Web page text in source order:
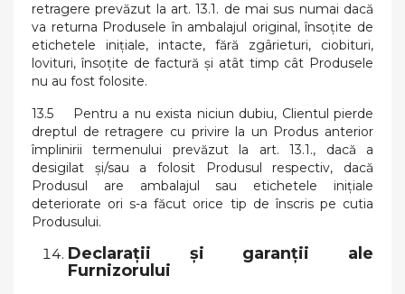
retragere prevăzut la art. 13.1. de mai sus numai dacă
va returna Produsele în ambalajul original, însoțite de
etichetele inițiale, intacte, fără zgârieturi, ciobituri,
lovituri, însoțite de factură și atât timp cât Produsele
nu au fost folosite.
13.5 Pentru a nu exista niciun dubiu, Clientul pierde
dreptul de retragere cu privire la un Produs anterior
împlinirii termenului prevăzut la art. 13.1., dacă a
desigilat și/sau a folosit Produsul respectiv, dacă
Produsul are ambalajul sau etichetele inițiale
deteriorate ori s-a făcut orice tip de înscris pe cutia
Produsului.
Declarații și garanții ale
Furnizorului